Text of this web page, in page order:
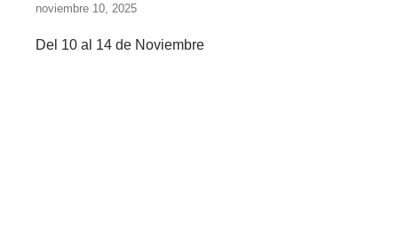
noviembre 10, 2025
Del 10 al 14 de Noviembre